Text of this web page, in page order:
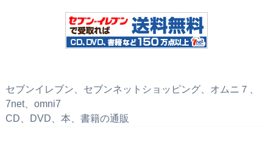
セブンイレブン、セブンネットショッピング、オムニ７、
7net、omni7
CD、DVD、本、書籍の通販